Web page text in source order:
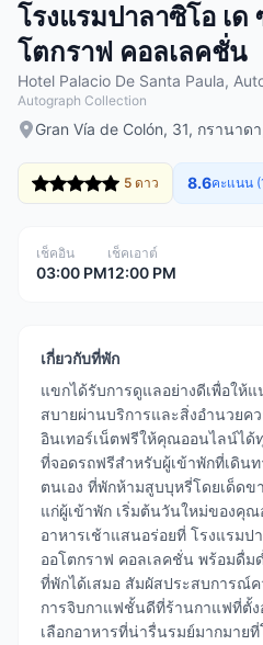
โรงแรมปาลาซิโอ เด
โตกราฟ คอลเลคชั่น
Hotel Palacio De Santa Paula,
Autograph Collection
Gran Vía de Colón, 31, กรานาด
5 ดาว 8.6คะแนน
เช็คอิน
03:00 PM
เช็คเอาต์
12:00 PM
เกี่ยวกับที่พัก
แขกได้รับการดูแลอย่างดีเพื่อให้
สบายผ่านบริการและสิ่งอำนวยค
อินเทอร์เน็ตฟรีให้คุณออนไลน์ได้
ที่จอดรถฟรีสำหรับผู้เข้าพักที่เดิน
ตนเอง ที่พักห้ามสูบบุหรี่โดยเด็ดข
แก่ผู้เข้าพัก เริ่มต้นวันใหม่ของคุ
อาหารเช้าแสนอร่อยที่ โรงแรมป
ออโตกราฟ คอลเลคชั่น พร้อมดื่ม
ที่พักได้เสมอ สัมผัสประสบการณ์
การจิบกาแฟชั้นดีที่ร้านกาแฟที่ตั้
เลือกอาหารที่น่ารื่นรมย์มากมายที่